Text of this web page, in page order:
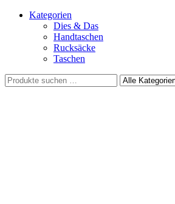
Kategorien
Dies & Das
Handtaschen
Rucksäcke
Taschen